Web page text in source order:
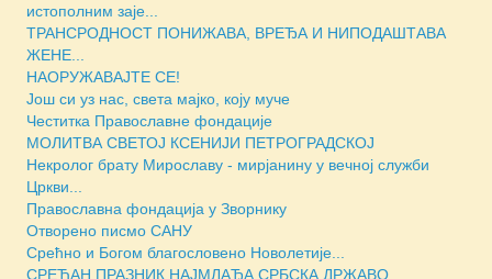
истополним заје...
ТРАНСРОДНОСТ ПОНИЖАВА, ВРЕЂА И НИПОДАШТАВА
ЖЕНЕ...
НАОРУЖАВАЈТЕ СЕ!
Још си уз нас, света мајко, коју муче
Честитка Православне фондације
МОЛИТВА СВЕТОЈ КСЕНИЈИ ПЕТРОГРАДСКОЈ
Некролог брату Мирославу - мирјанину у вечној служби
Цркви...
Православна фондација у Зворнику
Отворено писмо САНУ
Срећно и Богом благословено Новолетије...
СРЕЋАН ПРАЗНИК НАЈМЛАЂА СРБСКА ДРЖАВО